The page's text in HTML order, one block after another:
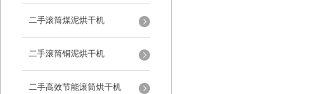
二手滚筒煤泥烘干机
二手滚筒铜泥烘干机
二手高效节能滚筒烘干机